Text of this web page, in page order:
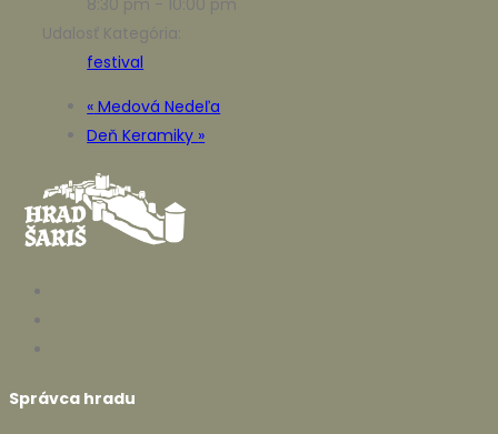
festival
« Medová Nedeľa
Deň Keramiky »
Správca hradu